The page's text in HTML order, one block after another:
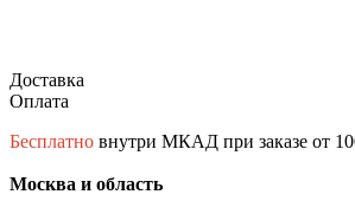
Доставка
Оплата
Бесплатно внутри МКАД при заказе от
Москва и область